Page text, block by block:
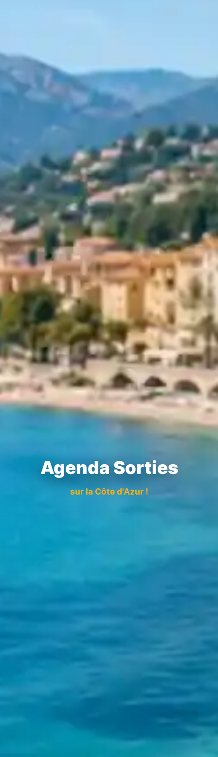
Agenda Sorties
sur la Côte d'Azur !